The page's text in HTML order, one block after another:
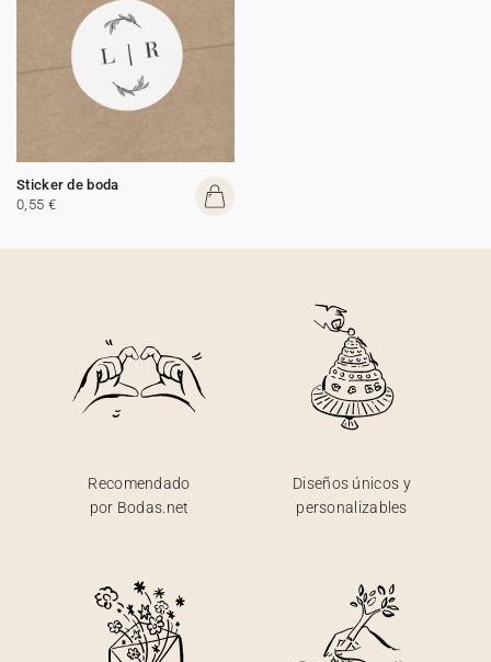
Sticker de boda
0,55 €
Recomendado
por Bodas.net
Diseños únicos y
personalizables